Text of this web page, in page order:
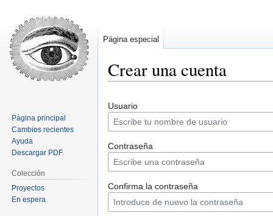
Crear una cuenta
a
a
Usuario
Contraseña
Confirma la contraseña
Página especial
Página principal
Cambios recientes
Ayuda
Descargar PDF
Colección
Proyectos
En espera